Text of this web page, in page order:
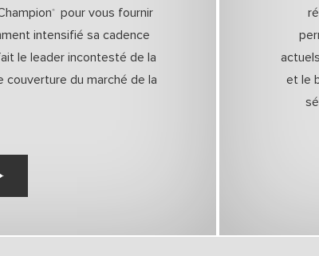
®
pour vous fournir
intensifié sa cadence
le leader incontesté de la
du marché de la
et le